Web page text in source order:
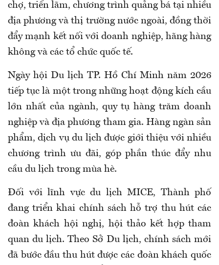
chợ, triển lãm, chương trình quảng bá tại nhiều
địa phương và thị trường nước ngoài, đồng thời
đẩy mạnh kết nối với doanh nghiệp, hãng hàng
không và các tổ chức quốc tế.
Ngày hội Du lịch TP. Hồ Chí Minh năm 2026
tiếp tục là một trong những hoạt động kích cầu
lớn nhất của ngành, quy tụ hàng trăm doanh
nghiệp và địa phương tham gia. Hàng ngàn sản
phẩm, dịch vụ du lịch được giới thiệu với nhiều
chương trình ưu đãi, góp phần thúc đẩy nhu
cầu du lịch trong mùa hè.
Đối với lĩnh vực du lịch MICE, Thành phố
đang triển khai chính sách hỗ trợ thu hút các
đoàn khách hội nghị, hội thảo kết hợp tham
quan du lịch. Theo Sở Du lịch, chính sách mới
đã bước đầu thu hút được các đoàn khách quốc